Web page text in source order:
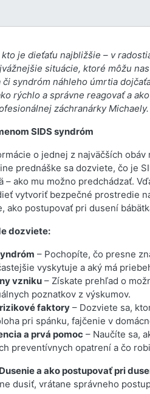
je dieťaťu najbližšie – v
situácie, ktoré môžu
syndróm náhleho úmrtia
rýchlo a správne reagovať a
záchranárky Michaely.
SIDS syndróm
o jednej z najväčších
prednáške sa dozviete, čo je
– ako mu možno predchádzať.
vytvoriť bezpečné prostredie
ako postupovať pri dusení
dozviete:
– Pochopíte, čo presne
vyskytuje a aký má
vzniku – Získate prehľad o
poznatkov z výskumov.
faktory – Dozviete sa,
pri spánku, fajčenie v
a prvá pomoc – Naučíte sa,
preventívnych opatrení a čo
a ako postupovať pri
dusiť, vrátane správneho